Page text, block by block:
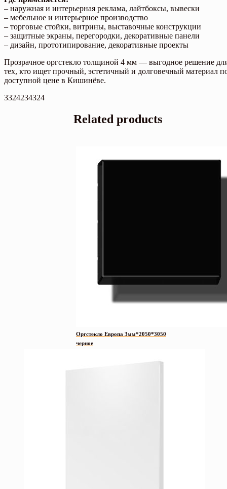
– наружная и интерьерная реклама, лайтбоксы, вывески
– мебельное и интерьерное производство
– торговые стойки, витрины, выставочные конструкции
– защитные экраны, перегородки, декоративные панели
– дизайн, прототипирование, декоративные проекты
Прозрачное оргстекло толщиной 4 мм — выгодное решение
тех, кто ищет прочный, эстетичный и долговечный материал
доступной цене в Кишинёве.
3324234324
Related products
Оргстекло Европа 3мм*2050*3050
черное